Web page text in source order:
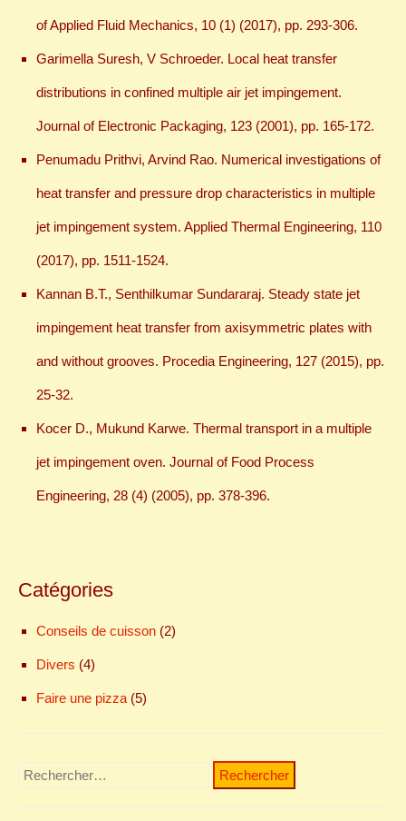
of Applied Fluid Mechanics, 10 (1) (2017), pp. 293-306.
Garimella Suresh, V Schroeder. Local heat transfer
distributions in confined multiple air jet impingement.
Journal of Electronic Packaging, 123 (2001), pp. 165-172.
Penumadu Prithvi, Arvind Rao. Numerical investigations of
heat transfer and pressure drop characteristics in multiple
jet impingement system. Applied Thermal Engineering, 110
(2017), pp. 1511-1524.
Kannan B.T., Senthilkumar Sundararaj. Steady state jet
impingement heat transfer from axisymmetric plates with
and without grooves. Procedia Engineering, 127 (2015), pp.
25-32.
Kocer D., Mukund Karwe. Thermal transport in a multiple
jet impingement oven. Journal of Food Process
Engineering, 28 (4) (2005), pp. 378-396.
Catégories
Conseils de cuisson (2)
Divers (4)
Faire une pizza (5)
Rechercher :